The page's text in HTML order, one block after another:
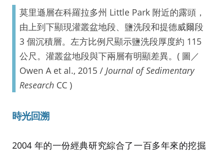
莫里遜層在科羅拉多州 Little Park 附近的露頭，
由上到下顯現灌叢盆地段、鹽洗段和提德威爾段
3 個沉積層。左方比例尺顯示鹽洗段厚度約 115
公尺。灌叢盆地段與下兩層有明顯差異。( 圖／
Owen A et al., 2015 / Journal of Sedimentary
ResearchCC )
時光回溯
2004 年的一份經典研究綜合了一百多年來的挖掘